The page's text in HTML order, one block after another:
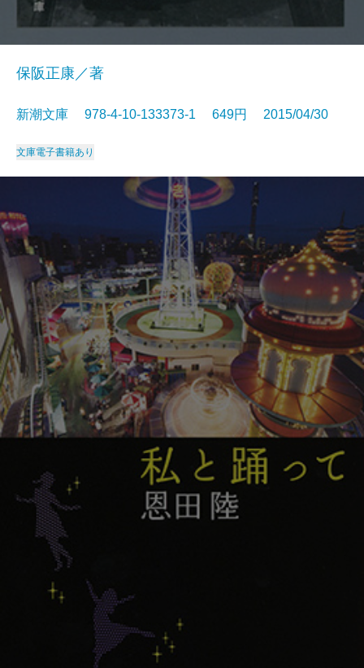
保阪正康／著
新潮文庫 978-4-10-133373-1 649円 2015/04/30
文庫電子書籍あり